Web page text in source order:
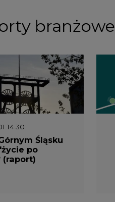
branżowe
14:30
Śląsku
po
(raport)